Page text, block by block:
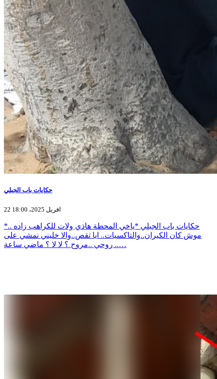
حكايات باب الجبلي
22 افريل 2025، 18:00
*حكايات باب الجبلي *ياخي المحطة هاذي ولات للكراهب زاده ..
موش كان الكيران..والتاكسيات.. ايا تقص..والا خليني نمشي على
روحي ..مروح ؟ لا لا ؟ ماضي ساعة ..…